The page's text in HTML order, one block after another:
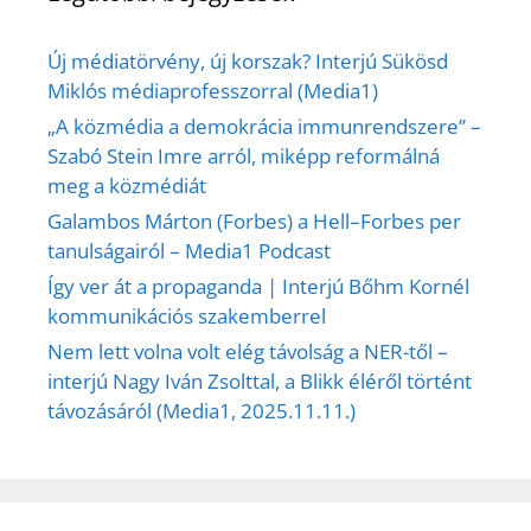
Új médiatörvény, új korszak? Interjú Sükösd
Miklós médiaprofesszorral (Media1)
„A közmédia a demokrácia immunrendszere” –
Szabó Stein Imre arról, miképp reformálná
meg a közmédiát
Galambos Márton (Forbes) a Hell–Forbes per
tanulságairól – Media1 Podcast
Így ver át a propaganda | Interjú Bőhm Kornél
kommunikációs szakemberrel
Nem lett volna volt elég távolság a NER-től –
interjú Nagy Iván Zsolttal, a Blikk éléről történt
távozásáról (Media1, 2025.11.11.)